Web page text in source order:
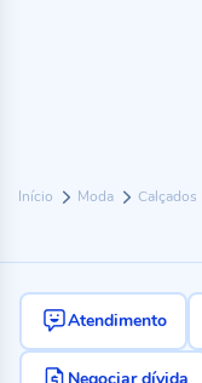
Início Moda Calçados
Atendimento